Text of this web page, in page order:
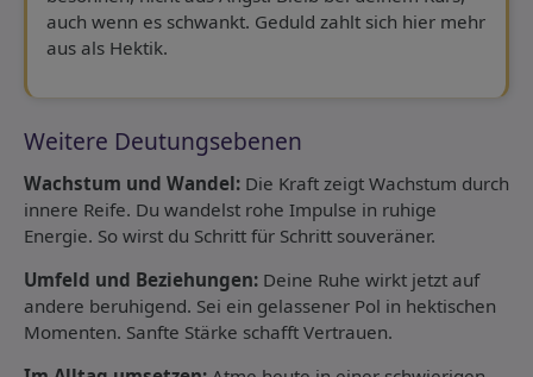
auch wenn es schwankt. Geduld zahlt sich hier mehr
aus als Hektik.
Weitere Deutungsebenen
Wachstum und Wandel: Die Kraft zeigt Wachstum durch
innere Reife. Du wandelst rohe Impulse in ruhige
Energie. So wirst du Schritt für Schritt souveräner.
Umfeld und Beziehungen: Deine Ruhe wirkt jetzt auf
andere beruhigend. Sei ein gelassener Pol in hektischen
Momenten. Sanfte Stärke schafft Vertrauen.